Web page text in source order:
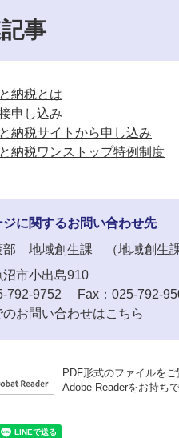
事
納税とは
申し込み
納税サイトから申し込み
納税ワンストップ特例制度
ジに関するお問い合わせ先
部
地域創生課
地域創生
沼市小出島910
792-9752
Fax：025-792-
のお問い合わせはこちら
PDF形式のファイルを
Adobe Readerをお持ち